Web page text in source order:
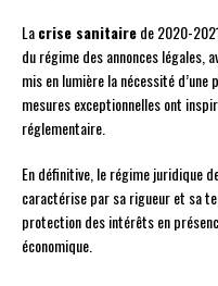
Lacrise sanitairede 2020-
du régime des annonces légales,
mis en lumière la nécessité
mesures exceptionnelles ont
réglementaire.
En définitive, le régime juridique
caractérise par sa rigueur et sa
protection des intérêts en
économique.